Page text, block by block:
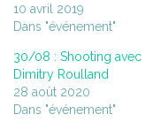
10 avril 2019
Dans "événement"
30/08 : Shooting avec
Dimitry Roulland
28 août 2020
Dans "événement"